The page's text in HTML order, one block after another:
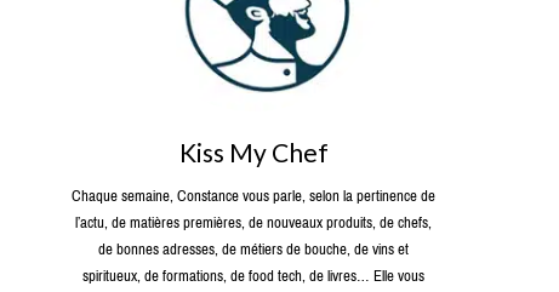
Kiss My Chef
Chaque semaine, Constance vous parle, selon la pertinence de
l’actu, de matières premières, de nouveaux produits, de chefs,
de bonnes adresses, de métiers de bouche, de vins et
spiritueux, de formations, de food tech, de livres… Elle vous